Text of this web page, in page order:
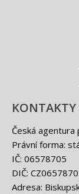
KONTAKTY
Česká
Právní forma:
IČ: 06578705
DIČ:
Adresa: